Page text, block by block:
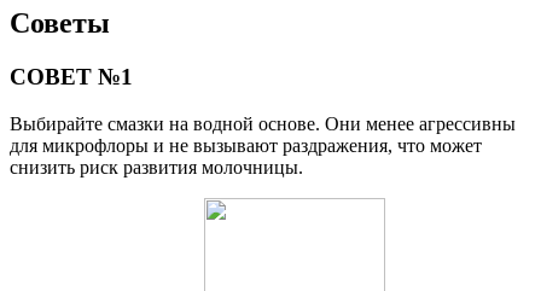
Советы
СОВЕТ №1
Выбирайте смазки на водной основе. Они менее агрессивны
для микрофлоры и не вызывают раздражения, что может
снизить риск развития молочницы.